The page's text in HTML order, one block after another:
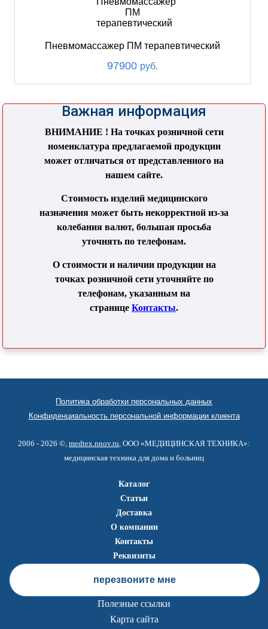
Пневмомассажер ПМ терапевтический
97900 руб.
Важная информация
ВНИМАНИЕ ! На точках розничной сети
номенклатура предлагаемой продукции
может отличаться от представленного на
нашем сайте.
Стоимость изделий медицинского
назначения может быть некорректной из-за
колебания валют, большая просьба
уточнять по телефонам.
О стоимости и наличии продукции на
точках розничной сети уточняйте по
телефонам, указанным на
странице Контакты.
Политика обработки персональных данных
Конфиденциальность персональной информации клиента
2006 - 2026 ©, medtex.nnov.ru , ООО «МЕДИЦИНСКАЯ ТЕХНИКА»:
медицинская техника для дома и больниц
Каталог
Статьи
Доставка
О компании
Контакты
Реквизиты
перезвоните мне
Полезные ссылки
Карта сайта